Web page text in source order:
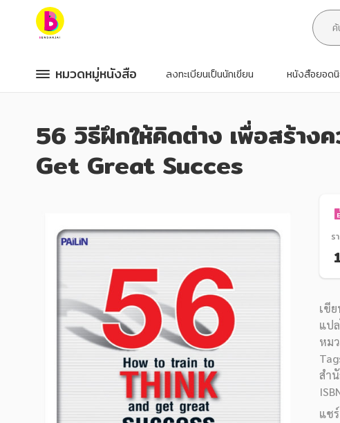
หมวดหมู่หนังสือ
หมวดหมู่ยอดนิยม
หนังสือออกใหม่
หนังสือยอดนิยม
หนังสือเช่า
อีบุ๊กอ่านฟรี
หนังสือเสียง
หมวดหมู่หนังสือ
อาหาร สุขภาพ การแพทย์
ศิลปะ บันเทิง กีฬา ท่องเที่ยว
สังคม วัฒนธรรม การปกครอง ศาสนาและปรัชญา
ศาสนา และปรัชญา
กฎหมาย สัญญา ภาษี
การเงิน การลงทุน บริหาร
หมวดหมู่หนังสือ
หมวดหมู่หนังสือ
หมวดหมู่ยอดนิยม
หนังสือออกใหม่
หนังสือยอดนิยม
หนังสือเช่า
อีบุ๊กอ่านฟรี
หนังสือเสียง
หมวดหมู่หนังสือ
อาหาร สุขภาพ การแพทย์
ศิลปะ บันเทิง กีฬา ท่องเที่ยว
สังคม วัฒนธรรม การปกครอง ศาสนาและปรัชญา
ศาสนา และปรัชญา
กฎหมาย สัญญา ภาษี
การเงิน การลงทุน บริหาร
ลงทะเบียนเป็นนักเขียน หนังสือยอด
56 วิธีฝึกให้คิดต่าง เพื่อสร้า
Get Great Succes
ร
เขี
แป
หม
สำ
แช